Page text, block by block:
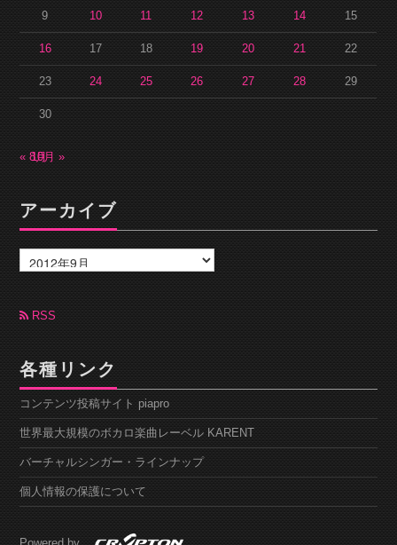
9 10 11 12 13 14 15
16 17 18 19 20 21 22
23 24 25 26 27 28 29
30
« 8月
10月 »
アーカイブ
ー
カ
ブ RSS
各種リンク
コンテンツ投稿サイト piapro
世界最大規模のボカロ楽曲レーベル KARENT
バーチャルシンガー・ラインナップ
個人情報の保護について